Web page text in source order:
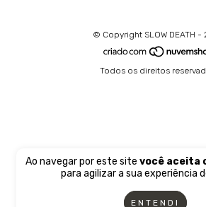
Ao navegar por este site você aceita
para agilizar a sua experiência
ENTENDI
© Copyright SLOW DEATH -
Todos os direitos